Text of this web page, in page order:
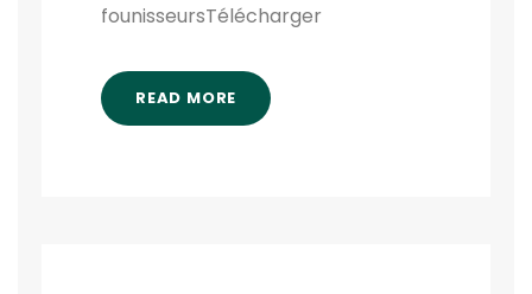
founisseursTélécharger
READ MORE